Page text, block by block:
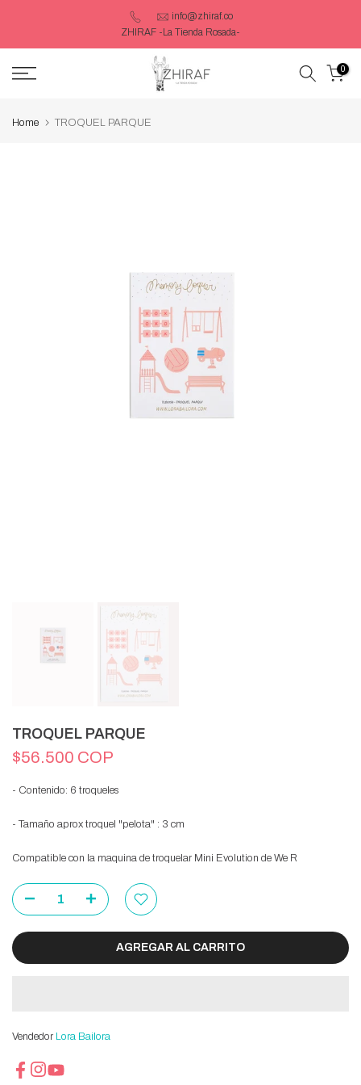
info@zhiraf.co
ZHIRAF -La Tienda Rosada-
0
Home TROQUEL PARQUE
TROQUEL PARQUE
$56.500 COP
- Contenido: 6 troqueles
- Tamaño aprox troquel "pelota" : 3 cm
Compatible con la maquina de troquelar Mini Evolution de We R
AGREGAR AL CARRITO
Vendedor Lora Bailora